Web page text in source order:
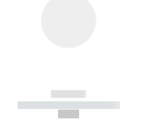
------------
----------- ----------- -----------